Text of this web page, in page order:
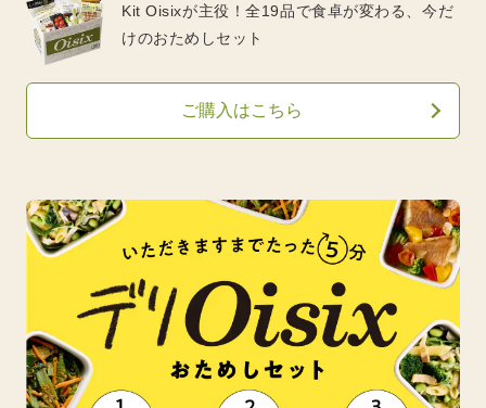
Kit Oisixが主役！全19品で食卓が変わる、今だ
けのおためしセット
ご購入はこちら